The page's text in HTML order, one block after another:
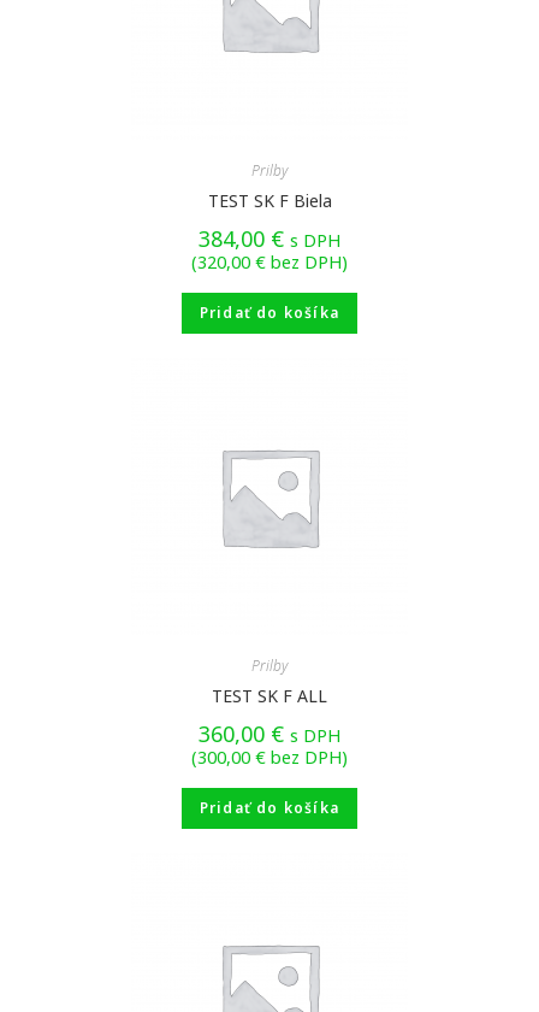
Prilby
TEST SK F Biela
384,00 € s DPH
(320,00 € bez DPH)
Pridať do košíka
Prilby
TEST SK F ALL
360,00 € s DPH
(300,00 € bez DPH)
Pridať do košíka